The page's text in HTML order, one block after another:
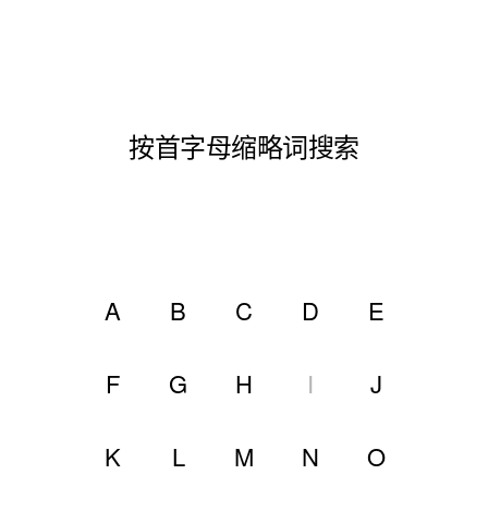
按首字母缩略词搜索
A B C D E
F G H I J
K L M N O